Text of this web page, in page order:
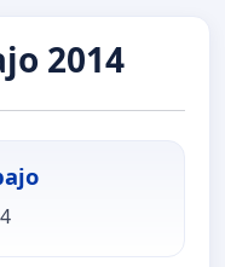
2014